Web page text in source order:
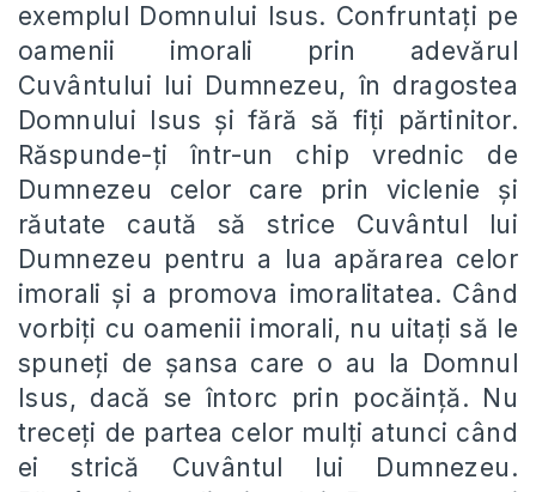
exemplul Domnului Isus. Confruntați pe
oamenii imorali prin adevărul
Cuvântului lui Dumnezeu, în dragostea
Domnului Isus și fără să fiți părtinitor.
Răspunde-ți într-un chip vrednic de
Dumnezeu celor care prin viclenie și
răutate caută să strice Cuvântul lui
Dumnezeu pentru a lua apărarea celor
imorali și a promova imoralitatea. Când
vorbiți cu oamenii imorali, nu uitați să le
spuneți de șansa care o au la Domnul
Isus, dacă se întorc prin pocăință. Nu
treceți de partea celor mulți atunci când
ei strică Cuvântul lui Dumnezeu.